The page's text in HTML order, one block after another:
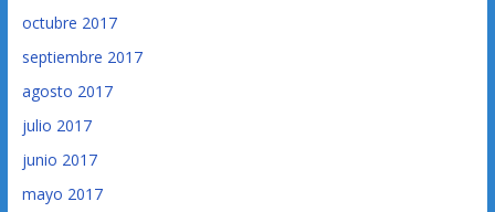
octubre 2017
septiembre 2017
agosto 2017
julio 2017
junio 2017
mayo 2017